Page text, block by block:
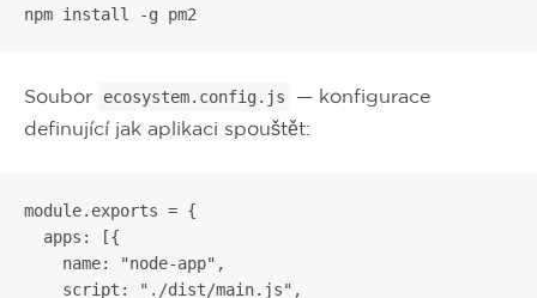
npm install -g pm2
Soubor ecosystem.config.js
— konfigurace
definující jak aplikaci spouštět:
module.exports = {
  apps: [{
    name: "node-app",
    script: "./dist/main.js",